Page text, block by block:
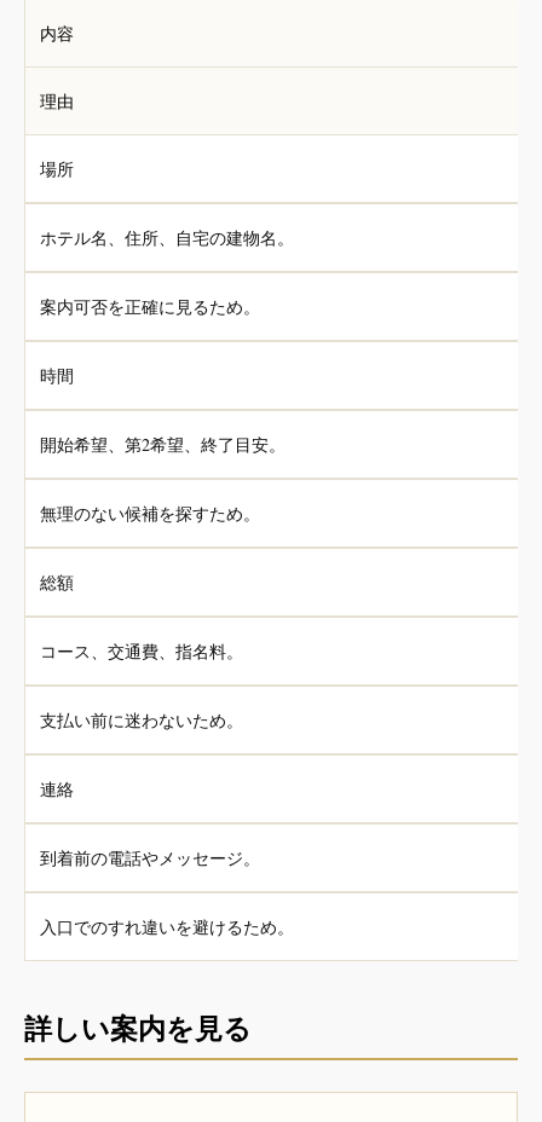
内容
理由
場所
ホテル名、住所、自宅の建物名。
案内可否を正確に見るため。
時間
開始希望、第2希望、終了目安。
無理のない候補を探すため。
総額
コース、交通費、指名料。
支払い前に迷わないため。
連絡
到着前の電話やメッセージ。
入口でのすれ違いを避けるため。
詳しい案内を見る